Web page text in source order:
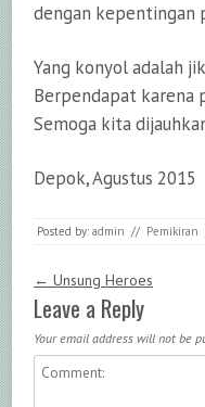
dengan kepentingan
Yang konyol adalah
Berpendapat karena
Semoga kita
Depok, Agustus 2015
Posted by: admin // Pemikiran
Post navigation
← Unsung Heroes
Leave a Reply
Your email address will not be